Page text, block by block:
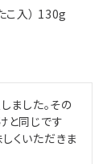
こ入） 130g
ました。その
と同じです
くいただきま